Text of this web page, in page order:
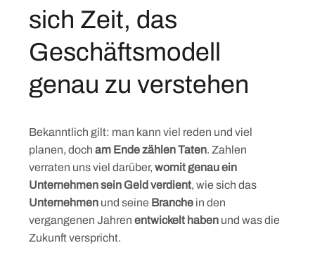
sich Zeit, das
Geschäftsmodell
genau zu verstehen
Bekanntlich gilt: man kann viel reden und viel
planen, doch am Ende zählen Taten. Zahlen
verraten uns viel darüber, womit genau ein
Unternehmen sein Geld verdient, wie sich das
Unternehmen und seine Branche in den
vergangenen Jahren entwickelt haben und was die
Zukunft verspricht.